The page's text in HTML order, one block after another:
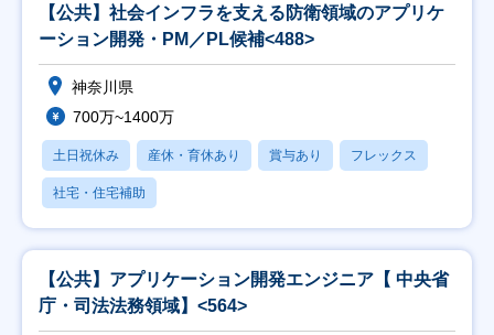
【公共】社会インフラを支える防衛領域のアプリケ
ーション開発・PM／PL候補<488>
神奈川県
700万~1400万
土日祝休み 産休・育休あり 賞与あり フレックス
社宅・住宅補助
【公共】アプリケーション開発エンジニア【 中央省
庁・司法法務領域】<564>